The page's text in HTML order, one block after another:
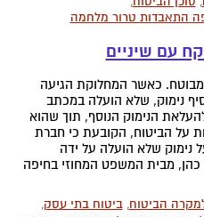
התאבדות טרור מלחמה
כאשר המחלוקת הגיעה
נימוק, שלא הועלה במכתב
הנימוק הנוסף, תוך שהוא
על הביטוח, הקובעת כי חברת
נימוק שלא הועלה על ידה
מבית המשפט המחוזי בחיפה
הביטוח,ביטוח בתי עסק,